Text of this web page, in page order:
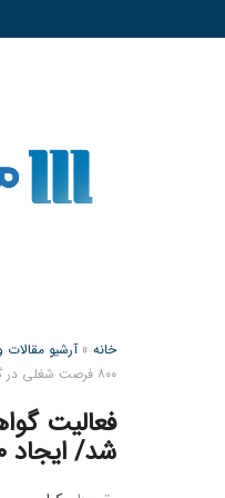
خانه »آرشیو
۸۰۰ فرصت شغلی در گام نخست اجرای این طرح
فعالیت
شد/ ایجاد ۸۰۰ فرصت شغلی در گام نخست اجرای این طرح